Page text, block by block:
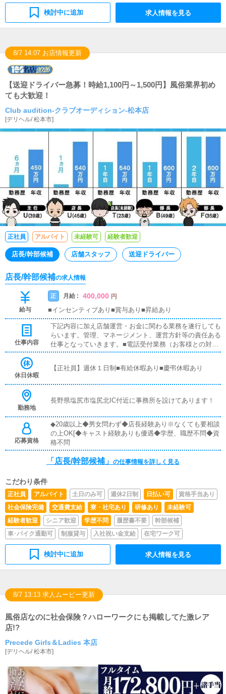
検討中に追加 求人情報を見る
8/7 14:07 お店情報更新
【送迎ドライバー急募！時給1,100円～1,500円】風俗業界初め
ても大歓迎！
Club audition-クラブオーディション-松本店
[デリヘル/松本市]
正社員 アルバイト 未経験可 経験者歓迎
店長/幹部候補 店舗スタッフ 送迎ドライバー
店長/幹部候補の求人情報
給与
正 月給 : 400,000 円
■インセンティブあり■賞与あり■昇給あり
仕事内容
下記内容に加え店舗運営・お金に関わる業務を遂行しても
らいます。管理、マネージメント、運営方針等の責任ある
仕事となっていきます。■電話受付業務（お客様との対面
接客はありません）お客様からの電話のお問合せ対応を行
お願いします。予約の確定後はキャストやドライバーに通
立案店舗イベントや店舗運営など様々な企画を提案してい
率の向上】【キャストの方の入店数の増加】など、売上U
Pに繋がる施策の提案を行っていただきます。■キャスト
管理お店で働いていただいているキャストの方が稼げるよ
うにインターネットを使ったPR（写メ日記）などの使い
ヘブンネットなど、ポータルサイト等の店舗情報更新作業
けや、ブログの更新時に簡単に文字が入力出来れば問題あ
りません。PCが苦手な人でも簡単にできます。■清掃・備
品管理お客様やキャストの方に快適にお過ごしいただくた
め、店内の清掃や備品の管理・補充を行っていただきま
す。
休日休暇
【正社員】週休１日制■有給休暇あり■慶弔休暇あり
勤務地
長野県塩尻市塩尻北IC付近に事務所を設けてあります！
応募資格
◆20歳以上◆男女問わず◆店長経験あり※なくても要相談
の上OK[◆キャスト経験ありも優遇◆学歴、職歴不問◆資
格不問
「店長/幹部候補」 の仕事情報を詳しく見る
こだわり条件
正社員 アルバイト 土日のみ可 週休2日制 日払い可
資格手当あり
社会保険完備
交通費支給 寮・社宅あり 研修あり
未経験可
経験者歓迎
シニア歓迎 学歴不問 履歴書不要
幹部候補
車･バイク通勤可
制服貸与 入社祝い金支給 在宅ワーク可
検討中に追加 求人情報を見る
8/7 13:13 求人ムービー更新
風俗店なのに社会保険？ハローワークにも掲載してた激レア
店!?
Precede Girls＆Ladies 本店
[デリヘル/松本市]